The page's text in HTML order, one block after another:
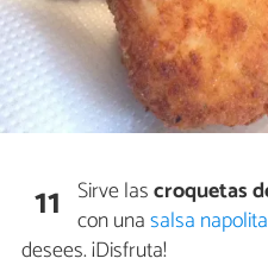
11 Sirve lascroquetas
con unasalsa
desees. ¡Disfruta!